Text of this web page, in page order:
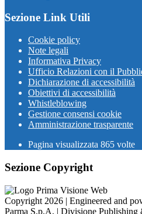
Sezione Link Utili
Cookie policy
Note legali
Informativa Privacy
Ufficio Relazioni con il
Dichiarazione di accessibilità
Obiettivi di accessibilità
Whistleblowing
Gestione consensi cookie
Amministrazione trasparente
Pagina visualizzata 865 volte
Sezione Copyright
Copyright 2026 | Engineered and
Parma S.p.A. | Divisione